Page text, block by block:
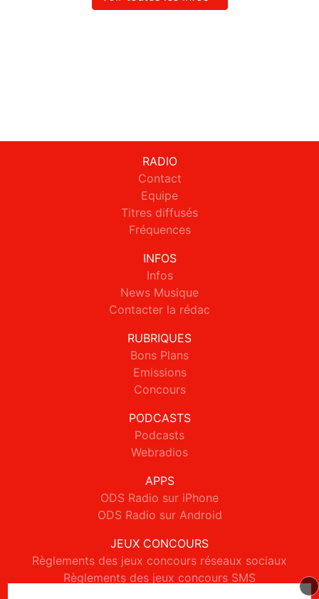
RADIO
Contact
Equipe
Titres diffusés
Fréquences
INFOS
Infos
News Musique
Contacter la rédac
RUBRIQUES
Bons Plans
Emissions
Concours
PODCASTS
Podcasts
Webradios
APPS
ODS Radio sur iPhone
ODS Radio sur Android
JEUX CONCOURS
Règlements des jeux concours réseaux sociaux
Règlements des jeux concours SMS